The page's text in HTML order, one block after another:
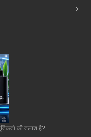
की तलाश है?